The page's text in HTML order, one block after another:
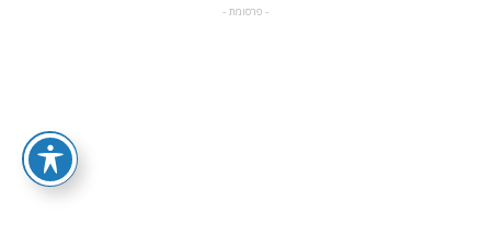
- פרסומת -